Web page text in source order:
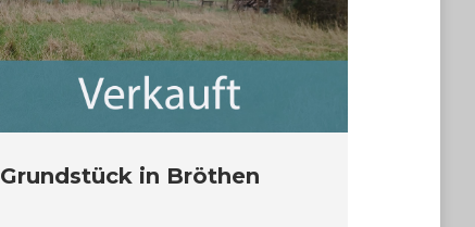
Grundstück in Bröthen